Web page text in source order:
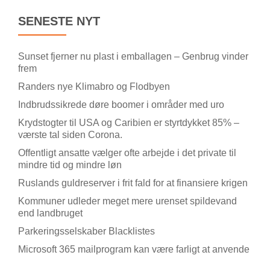
løber
SENESTE NYT
Sunset fjerner nu plast i emballagen – Genbrug vinder
frem
Randers nye Klimabro og Flodbyen
Indbrudssikrede døre boomer i områder med uro
Krydstogter til USA og Caribien er styrtdykket 85% –
værste tal siden Corona.
Offentligt ansatte vælger ofte arbejde i det private til
mindre tid og mindre løn
Ruslands guldreserver i frit fald for at finansiere krigen
Kommuner udleder meget mere urenset spildevand
end landbruget
Parkeringsselskaber Blacklistes
Microsoft 365 mailprogram kan være farligt at anvende